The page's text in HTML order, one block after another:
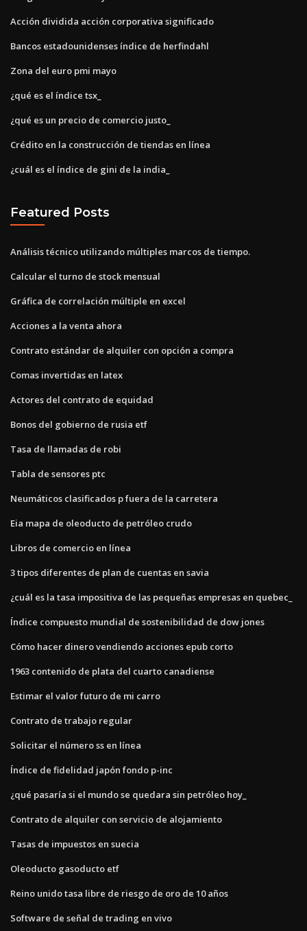
Acción dividida acción corporativa significado
Bancos estadounidenses índice de herfindahl
Zona del euro pmi mayo
¿qué es el índice tsx_
¿qué es un precio de comercio justo_
Crédito en la construcción de tiendas en línea
¿cuál es el índice de gini de la india_
Featured Posts
Análisis técnico utilizando múltiples marcos de tiempo.
Calcular el turno de stock mensual
Gráfica de correlación múltiple en excel
Acciones a la venta ahora
Contrato estándar de alquiler con opción a compra
Comas invertidas en latex
Actores del contrato de equidad
Bonos del gobierno de rusia etf
Tasa de llamadas de robi
Tabla de sensores ptc
Neumáticos clasificados p fuera de la carretera
Eia mapa de oleoducto de petróleo crudo
Libros de comercio en línea
3 tipos diferentes de plan de cuentas en savia
¿cuál es la tasa impositiva de las pequeñas empresas en quebec_
Índice compuesto mundial de sostenibilidad de dow jones
Cómo hacer dinero vendiendo acciones epub corto
1963 contenido de plata del cuarto canadiense
Estimar el valor futuro de mi carro
Contrato de trabajo regular
Solicitar el número ss en línea
Índice de fidelidad japón fondo p-inc
¿qué pasaría si el mundo se quedara sin petróleo hoy_
Contrato de alquiler con servicio de alojamiento
Tasas de impuestos en suecia
Oleoducto gasoducto etf
Reino unido tasa libre de riesgo de oro de 10 años
Software de señal de trading en vivo